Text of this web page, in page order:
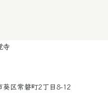
区常磐町2丁目8-12